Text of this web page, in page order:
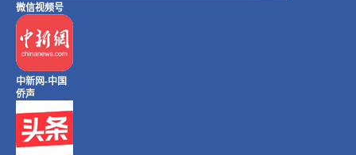
微信视频号
中新网-中国
侨声